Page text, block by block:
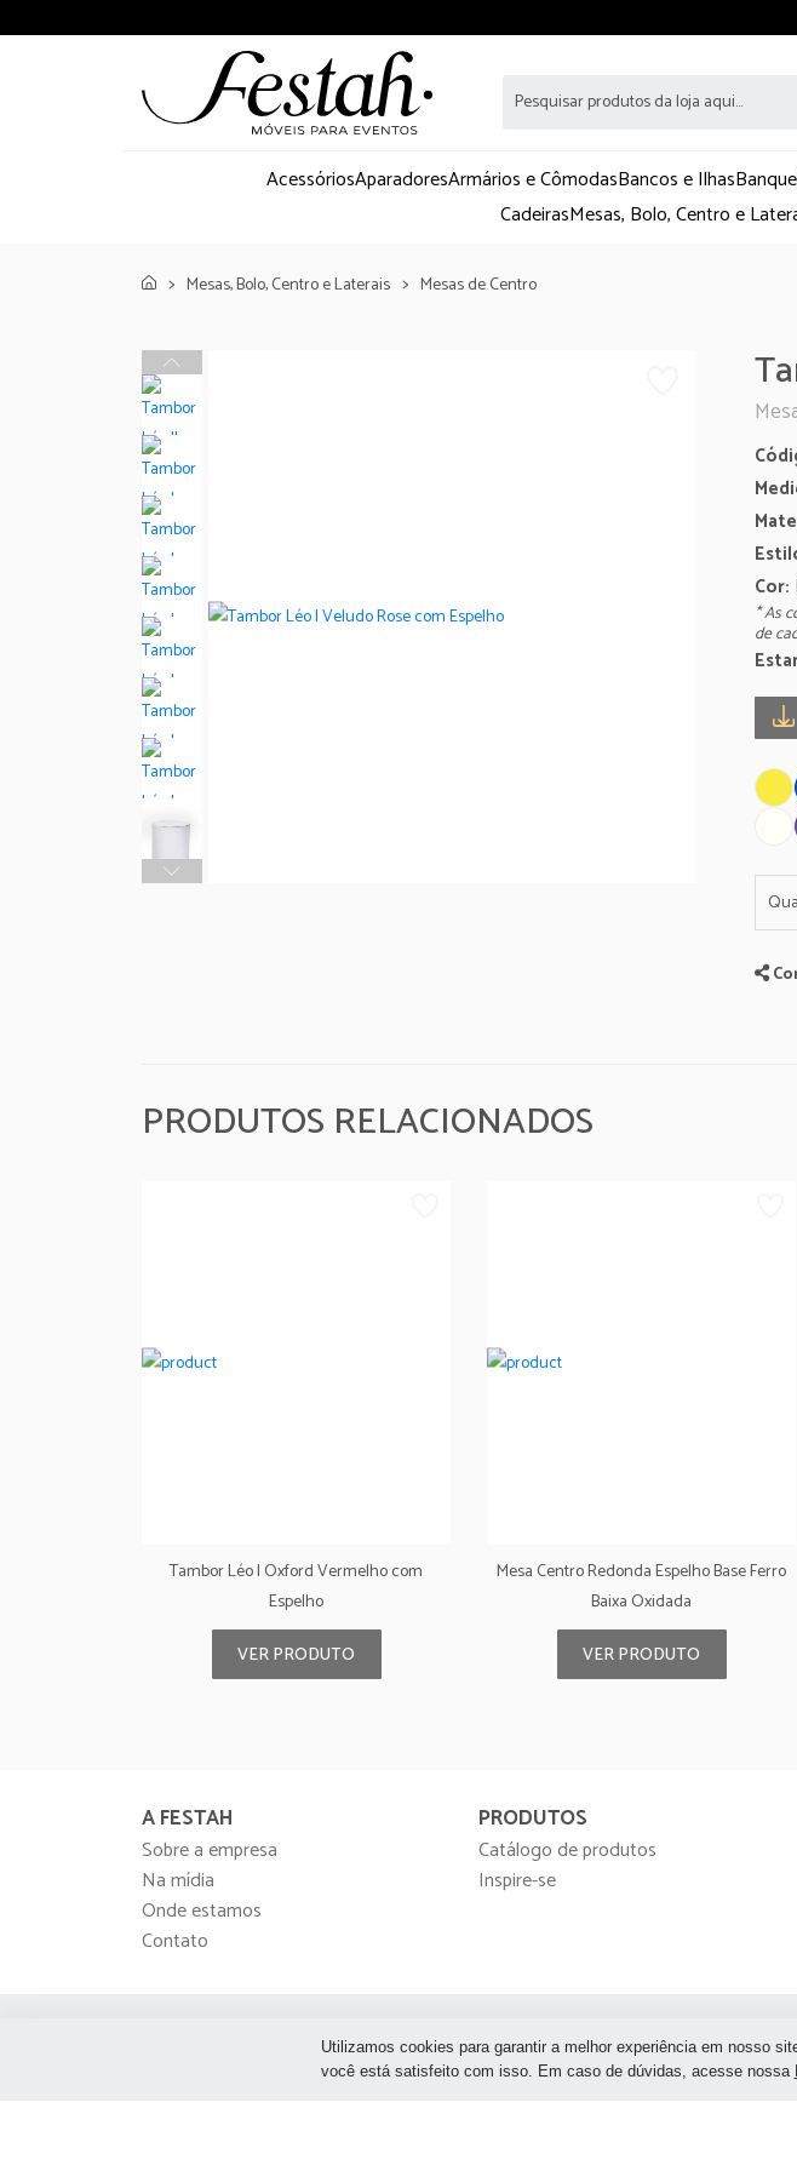
AcessóriosAparadoresArmários e CômodasBancos e Ilhas
CadeirasMesas, Bolo, Centro e
Mesas, Bolo, Centro e Laterais Mesas de Centro
Cor:
* As
de
PRODUTOS RELACIONADOS
Tambor Léo I Oxford Vermelho com
Espelho
VER PRODUTO
Mesa Centro Redonda Espelho Base Ferro
Baixa Oxidada
VER PRODUTO
Utilizamos cookies para garantir a melhor experiência em nosso
você está satisfeito com isso. Em caso de dúvidas, acesse nossa
A FESTAH
Sobre a empresa
Na mídia
Onde estamos
Contato
PRODUTOS
Catálogo de produtos
Inspire-se
São José do Rio Preto Rio de Janeiro Brasília Sem